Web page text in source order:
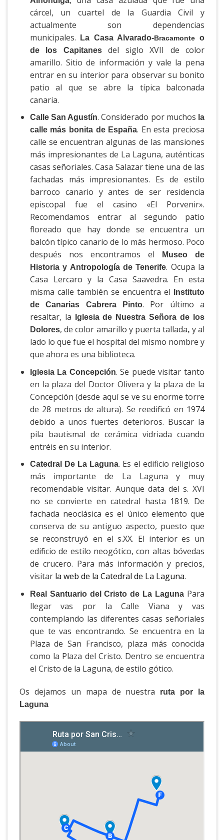
cárcel, un cuartel de la Guardia Civil y
actualmente son dependencias
municipales.
La Casa Alvarado-Bracamonte o
de los Capitanesdel siglo XVII de color
amarillo. Sitio de información y vale la pena
entrar en su interior para observar su bonito
patio al que se abre la típica balconada
canaria.
Calle San Agustín. Considerado por muchos la
calle más bonita de España. En esta preciosa
calle se encuentran algunas de las mansiones
más impresionantes de La Laguna, auténticas
casas señoriales. Casa Salazar tiene una de las
fachadas más impresionantes. Es de estilo
barroco canario y antes de ser residencia
episcopal fue el casino «El Porvenir».
Recomendamos entrar al segundo patio
floreado que hay donde se encuentra un
balcón típico canario de lo más hermoso. Poco
después nos encontramos el
Museo de
Historia y Antropología de Tenerife. Ocupa la
Casa Lercaro y la Casa Saavedra. En esta
misma calle también se encuentra el
Instituto
de Canarias Cabrera Pinto. Por último a
resaltar, la
Iglesia de Nuestra Señora de los
Dolores, de color amarillo y puerta tallada, y al
lado lo que fue el hospital del mismo nombre y
que ahora es una biblioteca.
Iglesia La Concepción. Se puede visitar tanto
en la plaza del Doctor Olivera y la plaza de la
Concepción (desde aquí se ve su enorme torre
de 28 metros de altura). Se reedificó en 1974
debido a unos fuertes deterioros. Buscar la
pila bautismal de cerámica vidriada cuando
entréis en su interior.
Catedral De La Laguna. Es el edificio religioso
más importante de La Laguna y muy
recomendable visitar. Aunque data del s. XVI
no se convierte en catedral hasta 1819. De
fachada neoclásica es el único elemento que
conserva de su antiguo aspecto, puesto que
se reconstruyó en el s.XX. El interior es un
edificio de estilo neogótico, con altas bóvedas
de crucero. Para más información y precios,
visitar la web de la Catedral de La Laguna.
Real Santuario del Cristo de La Laguna Para
llegar vas por la Calle Viana y vas
contemplando las diferentes casas señoriales
que te vas encontrando. Se encuentra en la
Plaza de San Francisco, plaza más conocida
como la Plaza del Cristo. Dentro se encuentra
el Cristo de la Laguna, de estilo gótico.
Os dejamos un mapa de nuestra
ruta por la
Laguna